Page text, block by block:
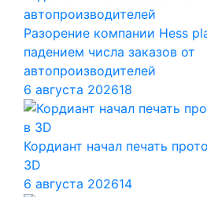
Разорение компании Hess
падением числа заказов от
автопроизводителей
6 августа 202618
Кордиант начал печать
3D
6 августа 202614